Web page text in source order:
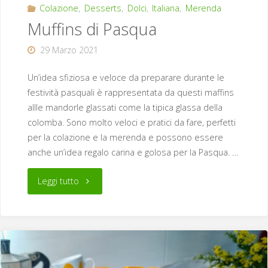
Colazione, Desserts, Dolci, Italiana, Merenda
Muffins di Pasqua
29 Marzo 2021
Un’idea sfiziosa e veloce da preparare durante le
festività pasquali è rappresentata da questi maffins
allle mandorle glassati come la tipica glassa della
colomba. Sono molto veloci e pratici da fare, perfetti
per la colazione e la merenda e possono essere
anche un’idea regalo carina e golosa per la Pasqua. …
Leggi tutto"Muffins
Pasqua"